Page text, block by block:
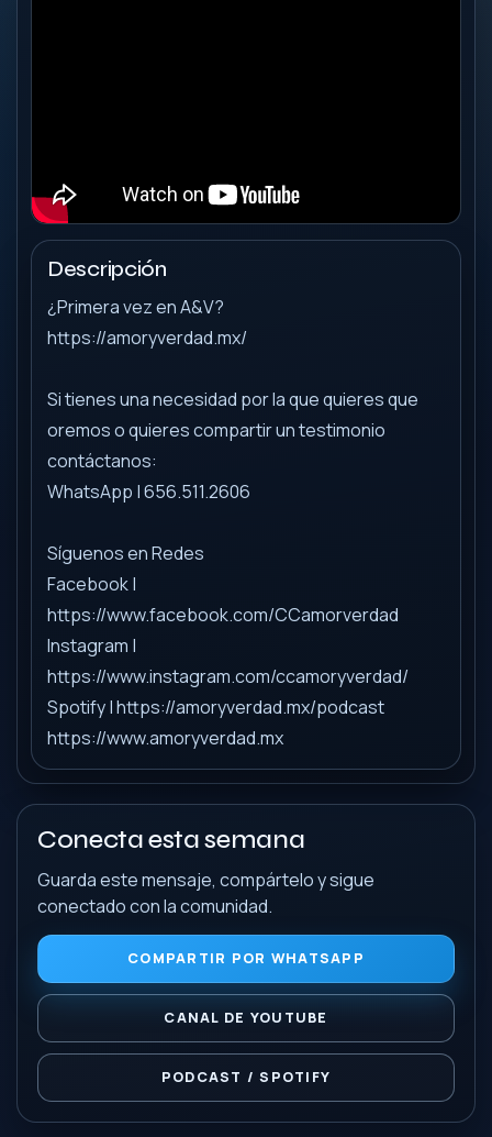
Descripción
¿Primera vez en A&V?
https://amoryverdad.mx/
Si tienes una necesidad por la que quieres que
oremos o quieres compartir un testimonio
contáctanos:
WhatsApp | 656.511.2606
Síguenos en Redes
Facebook |
https://www.facebook.com/CCamorverdad
Instagram |
https://www.instagram.com/ccamoryverdad/
Spotify | https://amoryverdad.mx/podcast
https://www.amoryverdad.mx
Conecta esta semana
Guarda este mensaje, compártelo y sigue
conectado con la comunidad.
COMPARTIR POR WHATSAPP
CANAL DE YOUTUBE
PODCAST / SPOTIFY